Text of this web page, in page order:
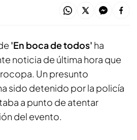
'En boca de todos' ha
noticia de última hora que
Un presunto
sido detenido por la policía
a punto de atentar
del evento.